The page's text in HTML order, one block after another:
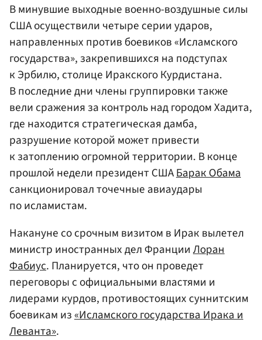
В минувшие выходные военно-воздушные силы
США осуществили четыре серии ударов,
направленных против боевиков «Исламского
государства», закрепившихся на подступах
к Эрбилю, столице Иракского Курдистана.
В последние дни члены группировки также
вели сражения за контроль над городом Хадита,
где находится стратегическая дамба,
разрушение которой может привести
к затоплению огромной территории. В конце
прошлой недели президент СШАБарак Обама
санкционировал точечные авиаудары
по исламистам.
Накануне со срочным визитом в Ирак вылетел
министр иностранных дел ФранцииЛоран
Фабиус. Планируется, что он проведет
переговоры с официальными властями и
лидерами курдов, противостоящих суннитским
боевикам из«Исламского государства Ирака и
Леванта».